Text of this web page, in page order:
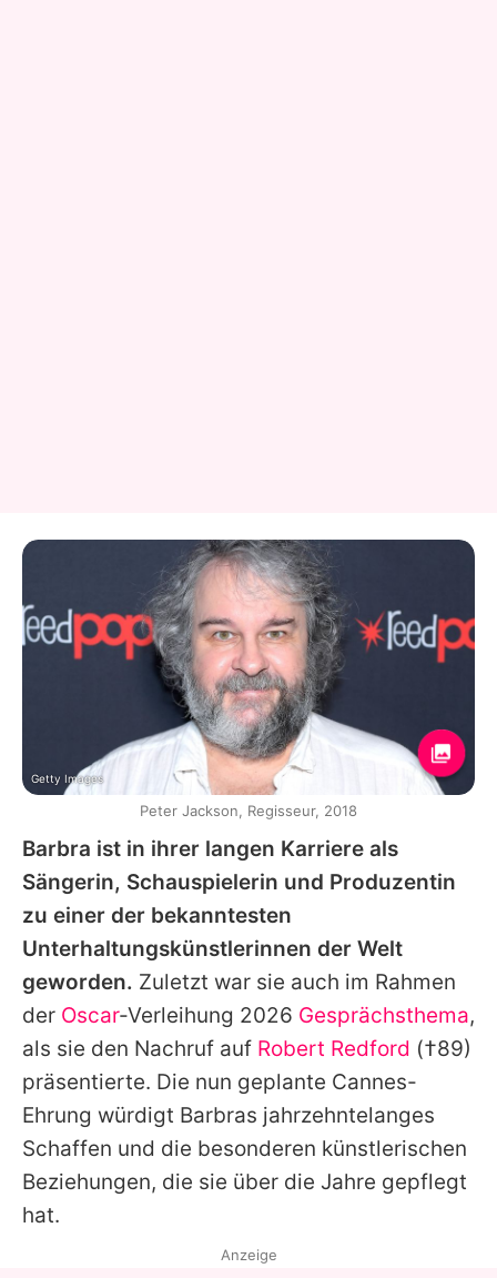
Barbra ist in ihrer langen Karriere als
Sängerin, Schauspielerin und Produzentin
zu einer der bekanntesten
Unterhaltungskünstlerinnen der Welt
geworden. Zuletzt war sie auch im Rahmen
der Oscar-Verleihung 2026 Gesprächsthema,
als sie den Nachruf auf Robert Redford (†89)
präsentierte. Die nun geplante Cannes-
Ehrung würdigt Barbras jahrzehntelanges
Schaffen und die besonderen künstlerischen
Beziehungen, die sie über die Jahre gepflegt
hat.
Getty Images
Peter Jackson, Regisseur, 2018
Anzeige